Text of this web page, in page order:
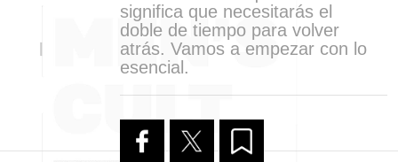
significa que necesitarás el
doble de tiempo para volver
atrás. Vamos a empezar con lo
esencial.